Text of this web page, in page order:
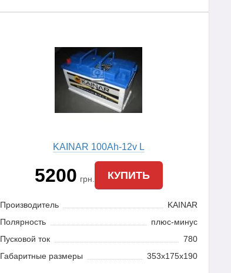
KAINAR 100Ah-12v L
5200 грн. КУПИТЬ
Производитель
KAINAR
Полярность
плюс-минус
Пусковой ток
780
Габаритные размеры
353x175x190